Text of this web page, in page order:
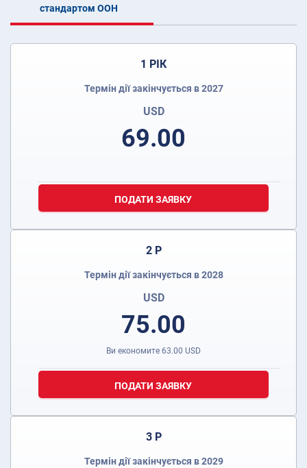
стандартом ООН
1 РІК
Термін дії закінчується в 2027
USD
69.00
ПОДАТИ ЗАЯВКУ
2 Р
Термін дії закінчується в 2028
USD
75.00
Ви економите 63.00 USD
ПОДАТИ ЗАЯВКУ
3 Р
Термін дії закінчується в 2029